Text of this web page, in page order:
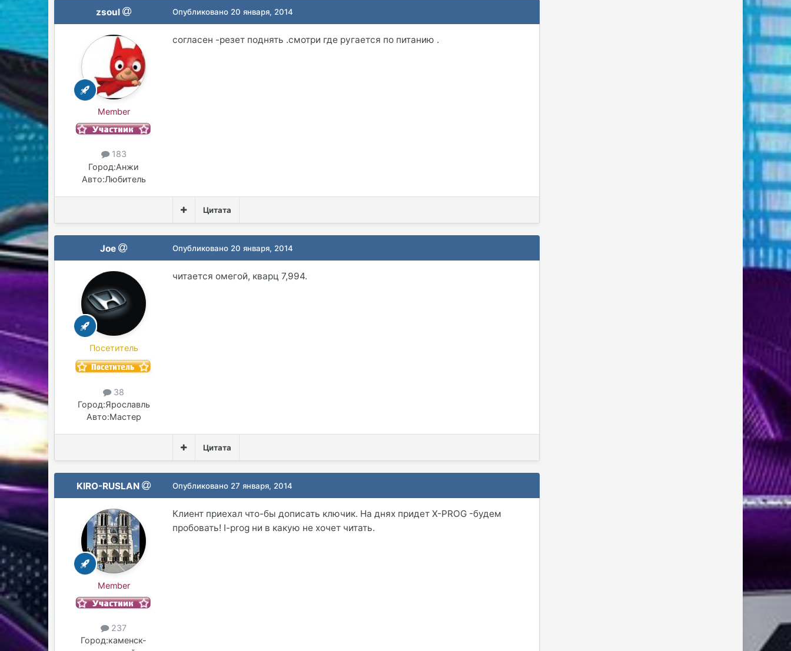
zsoul
Member
183
Город:Анжи
Авто:Любитель
Опубликовано 20 января, 2014
согласен -резет поднять .смотри где ругается по питанию .
Цитата
Joe
Посетитель
38
Город:Ярославль
Авто:Мастер
Опубликовано 20 января, 2014
читается омегой, кварц 7,994.
Цитата
KIRO-RUSLAN
Member
237
Город:каменск-
Опубликовано 27 января, 2014
Клиент приехал что-бы дописать ключик. На днях придет X-PROG -будем
пробовать! I-prog ни в какую не хочет читать.